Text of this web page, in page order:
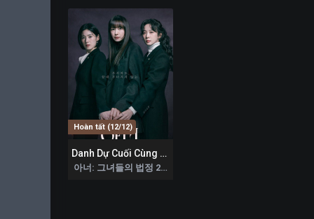
Hoàn tất (12/12)
10
Danh Dự Cuối Cùng – Honour
아너: 그녀들의 법정 2026